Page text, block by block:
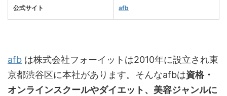
公式サイト afb
afb は株式会社フォーイットは2010年に設立され東
京都渋谷区に本社があります。そんなafbは資格・
オンラインスクールやダイエット、美容ジャンルに